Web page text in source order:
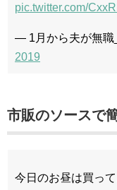
pic.twitter.com/
— 1月から夫が無職
2019
市販のソースで
今日のお昼は買っ